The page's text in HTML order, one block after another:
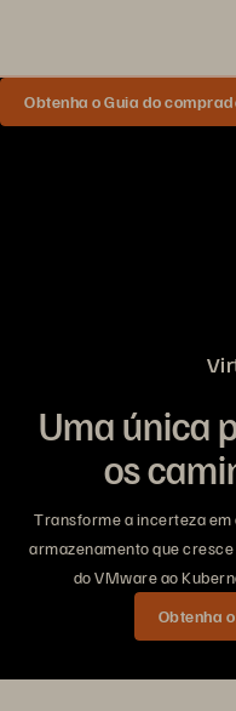
Obtenha o Guia do
Uma única
os
Transforme a incerteza
armazenamento que
do VMware ao
Obtenha